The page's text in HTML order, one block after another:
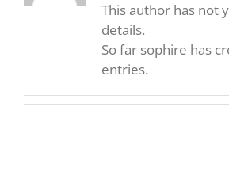
This author has not
details.
So far sophire has
entries.